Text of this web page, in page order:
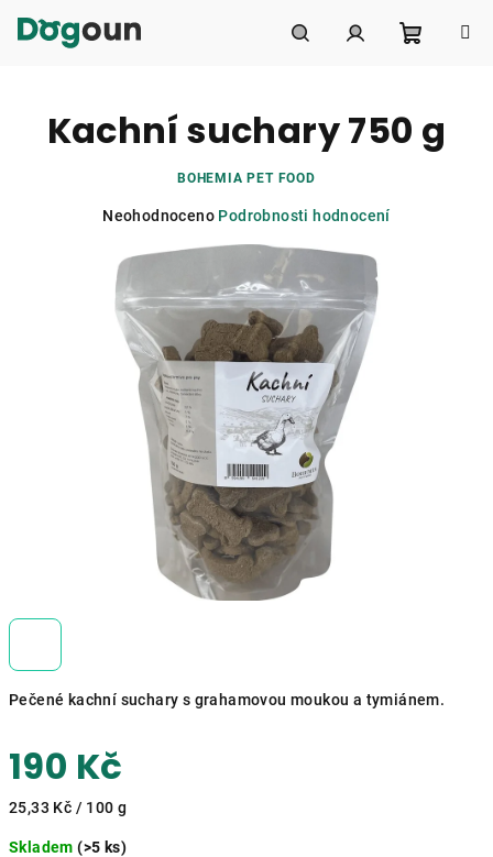
košík
Pečené kachní suchary s grahamovou moukou a tymiánem.
190 Kč
Měrná
25,33 Kč / 100 g
Skladem(>5 ks)
Kachní suchary 750 g
BOHEMIA PET FOOD
Průměrné
produktu
0,0
hvězdiček.
Neohodnoceno Podrobnosti hodnocení